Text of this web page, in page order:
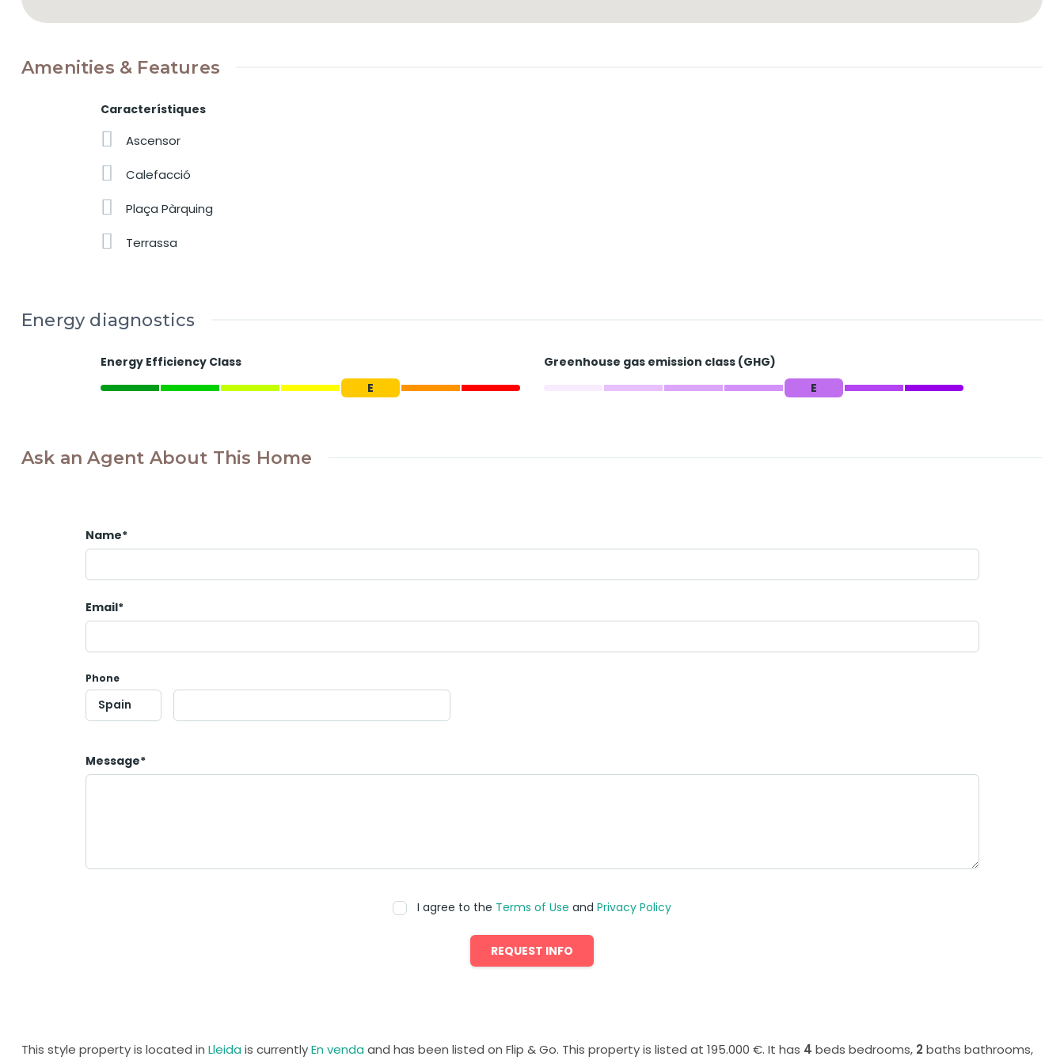
Amenities & Features
Característiques
Ascensor
Calefacció
Plaça Pàrquing
Terrassa
Energy diagnostics
Energy Efficiency Class
E
Greenhouse gas emission class (GHG)
E
Ask an Agent About This Home
Name*
Email*
Phone
Message*
I agree to the Terms of Use and Privacy Policy
REQUEST INFO
This style property is located in Lleida is currentlyEn venda and has been listed on Flip & Go. This property is listed at 195.000 €. It has 4 beds bedrooms, 2baths bathrooms,